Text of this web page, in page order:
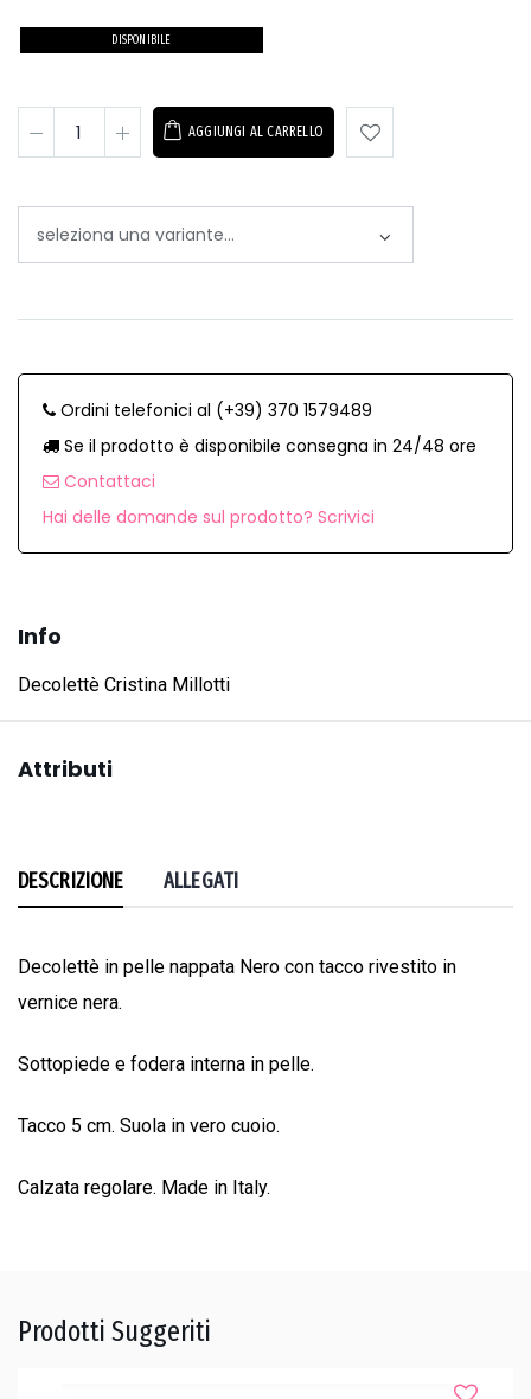
DISPONIBILE
AGGIUNGI AL CARRELLO
Ordini telefonici al (+39) 370 1579489
Se il prodotto è disponibile consegna in 24/48 ore
Contattaci
Hai delle domande sul prodotto? Scrivici
Info
Decolettè Cristina Millotti
Attributi
DESCRIZIONE ALLEGATI
Decolettè in pelle nappata Nero con tacco rivestito in
vernice nera.
Sottopiede e fodera interna in pelle.
Tacco 5 cm. Suola in vero cuoio.
Calzata regolare. Made in Italy.
Prodotti Suggeriti